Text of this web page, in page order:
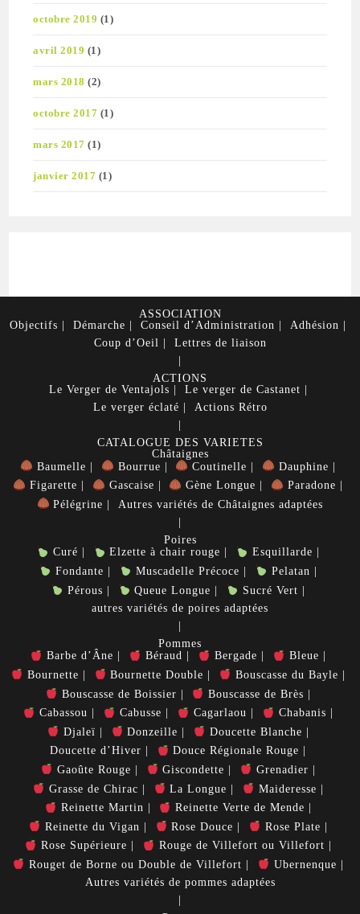
octobre 2019 (1)
avril 2019 (1)
mars 2018 (2)
octobre 2017 (1)
mars 2017 (1)
janvier 2017 (1)
ASSOCIATION
Objectifs
Démarche Conseil d’Administration
Adhésion
Coup d’Oeil
Lettres de liaison
ACTIONS
Le Verger de Ventajols
Le verger de Castanet
Le verger éclaté
Actions Rétro
CATALOGUE DES VARIETES
Châtaignes
Baumelle
Bourrue Coutinelle
Dauphine
Figarette
Gascaise Gène Longue
Paradone
Pélégrine
Autres variétés de Châtaignes adaptées
Poires
Curé
Elzette à chair rouge
Esquillarde
Fondante
Muscadelle Précoce
Pelatan
Pérous
Queue Longue
Sucré Vert
autres variétés de poires adaptées
Pommes
Barbe d’Âne
Béraud Bergade
Bleue
Bournette
Bournette Double
Bouscasse du Bayle
Bouscasse de Boissier
Bouscasse de Brès
Cabassou
Cabusse Cagarlaou
Chabanis
Djaleï
Donzeille
Doucette Blanche
Doucette d’Hiver
Douce Régionale Rouge
Gaoûte Rouge
Giscondette
Grenadier
Grasse de Chirac
La Longue
Maideresse
Reinette Martin
Reinette Verte de Mende
Reinette du Vigan
Rose Douce
Rose Plate
Rose Supérieure
Rouge de Villefort ou Villefort
Rouget de Borne ou Double de Villefort
Ubernenque
Autres variétés de pommes adaptées